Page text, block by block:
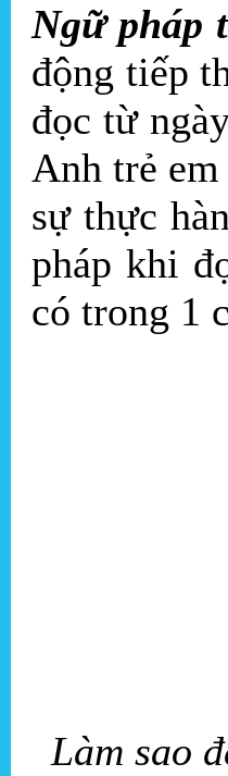
Ngữ pháp
động tiếp
đọc từ
Anh trẻ
sự thực
pháp khi
có trong 1
Làm sao